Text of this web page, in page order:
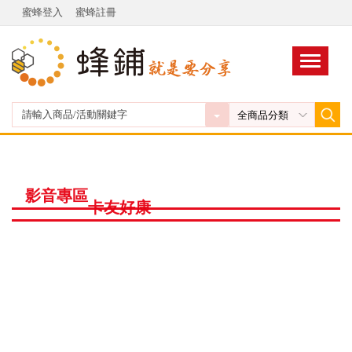
蜜蜂登入 蜜蜂註冊
影音專區
卡友好康